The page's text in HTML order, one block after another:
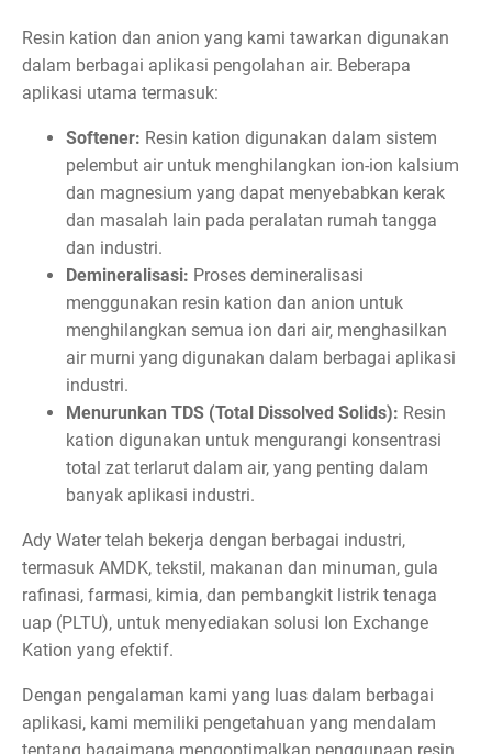
Resin kation dan anion yang kami tawarkan digunakan
dalam berbagai aplikasi pengolahan air. Beberapa
aplikasi utama termasuk:
Softener: Resin kation digunakan dalam sistem
pelembut air untuk menghilangkan ion-ion kalsium
dan magnesium yang dapat menyebabkan kerak
dan masalah lain pada peralatan rumah tangga
dan industri.
Demineralisasi: Proses demineralisasi
menggunakan resin kation dan anion untuk
menghilangkan semua ion dari air, menghasilkan
air murni yang digunakan dalam berbagai aplikasi
industri.
Menurunkan TDS (Total Dissolved Solids): Resin
kation digunakan untuk mengurangi konsentrasi
total zat terlarut dalam air, yang penting dalam
banyak aplikasi industri.
Ady Water telah bekerja dengan berbagai industri,
termasuk AMDK, tekstil, makanan dan minuman, gula
rafinasi, farmasi, kimia, dan pembangkit listrik tenaga
uap (PLTU), untuk menyediakan solusi Ion Exchange
Kation yang efektif.
Dengan pengalaman kami yang luas dalam berbagai
aplikasi, kami memiliki pengetahuan yang mendalam
tentang bagaimana mengoptimalkan penggunaan resin